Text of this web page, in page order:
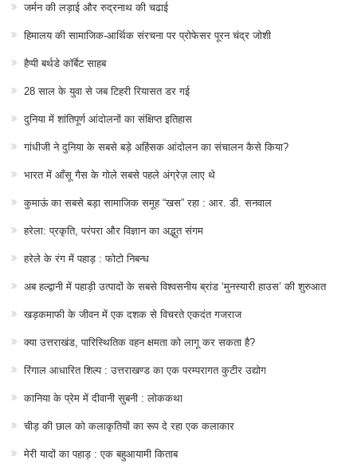
जर्मन की लड़ाई और रुद्रनाथ की चढाई
हिमालय की सामाजिक-आर्थिक संरचना पर प्रोफेसर पूरन चंद्र जोशी
हैप्पी बर्थडे कॉर्बेट साहब
28 साल के युवा से जब टिहरी रियासत डर गई
दुनिया में शांतिपूर्ण आंदोलनों का संक्षिप्त इतिहास
गांधीजी ने दुनिया के सबसे बड़े अहिंसक आंदोलन का संचालन कैसे किया?
भारत में आँसू गैस के गोले सबसे पहले अंग्रेज़ लाए थे
कुमाऊं का सबसे बड़ा सामाजिक समूह “खस” रहा : आर. डी. सनवाल
हरेला: प्रकृति, परंपरा और विज्ञान का अद्भुत संगम
हरेले के रंग में पहाड़ : फोटो निबन्ध
अब हल्द्वानी में पहाड़ी उत्पादों के सबसे विश्वसनीय ब्रांड ‘मुनस्यारी हाउस’ की शुरुआत
खड़कमाफी के जीवन में एक दशक से विचरते एकदंत गजराज
क्या उत्तराखंड, पारिस्थितिक वहन क्षमता को लागू कर सकता है?
रिंगाल आधारित शिल्प : उत्तराखण्ड का एक परम्परागत कुटीर उद्योग
कानिया के प्रेम में दीवानी सुबनी : लोककथा
चीड़ की छाल को कलाकृतियों का रूप दे रहा एक कलाकार
मेरी यादों का पहाड़ : एक बहुआयामी किताब